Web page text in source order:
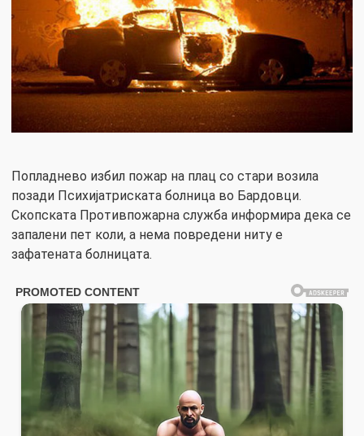
Попладнево избил пожар на плац со стари возила
позади Психијатриската болница во Бардовци.
Скопската Противпожарна служба информира дека се
запалени пет коли, а нема повредени ниту е
зафатената болницата.